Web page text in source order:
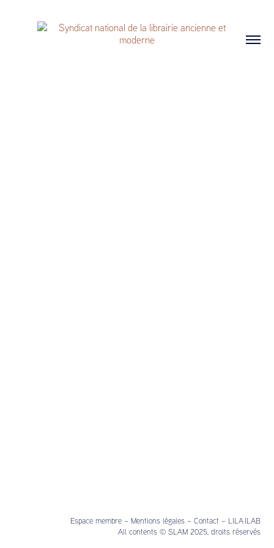
Espace membre– Mentions légales– Contact – LILA ILAB
All contents © SLAM 2025, droits réservés